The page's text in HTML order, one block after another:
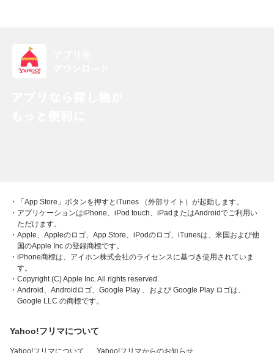
・「App Store」ボタンを押すとiTunes （外部サイト）が起動します。
・アプリケーションはiPhone、iPod touch、iPadまたはAndroidでご利用い
ただけます。
・Apple、Appleのロゴ、App Store、iPodのロゴ、iTunesは、米国および他
国のApple Inc.の登録商標です。
・iPhone商標は、アイホン株式会社のライセンスに基づき使用されていま
す。
・Copyright (C) Apple Inc. All rights reserved.
・Android、Androidロゴ、Google Play 、および Google Play ロゴは、
Google LLC の商標です。
Yahoo!フリマについて